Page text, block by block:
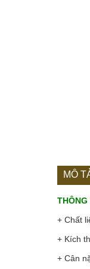
MÔ
THÔNG
+ Chất
+ Kích
+ Cân